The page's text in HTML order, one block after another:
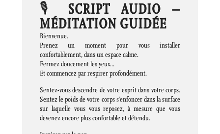
🎙️ SCRIPT AUDIO –
MÉDITATION GUIDÉE
Bienvenue.
Prenez un moment pour vous installer
confortablement, dans un espace calme.
Fermez doucement les yeux…
Et commencez par respirer profondément.
Sentez-vous descendre de votre esprit dans votre corps.
Sentez le poids de votre corps s’enfoncer dans la surface
sur laquelle vous vous reposez, à mesure que vous
devenez encore plus confortable et détendu.